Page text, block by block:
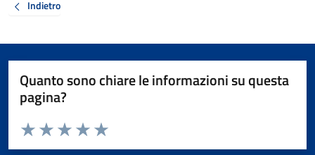
Indietro
Quanto sono chiare le informazioni su questa
pagina?
Valuta da 1 a 5 stelle la pagina
Valuta 5 stelle su 5
Valuta 4 stelle su 5
Valuta 3 stelle su 5
Valuta 2 stelle su 5
Valuta 1 stelle su 5